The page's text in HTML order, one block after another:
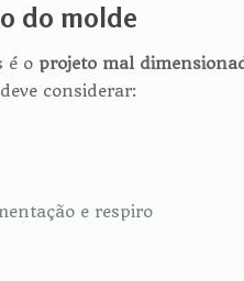
do molde
é o projeto mal
considerar:
e respiro